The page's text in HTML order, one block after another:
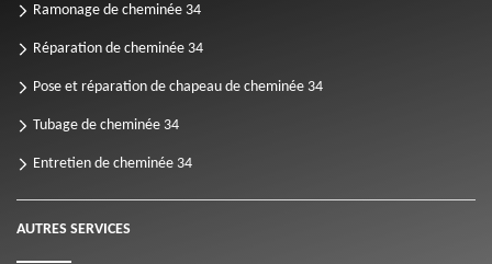
Ramonage de cheminée 34
Réparation de cheminée 34
Pose et réparation de chapeau de cheminée 34
Tubage de cheminée 34
Entretien de cheminée 34
AUTRES SERVICES